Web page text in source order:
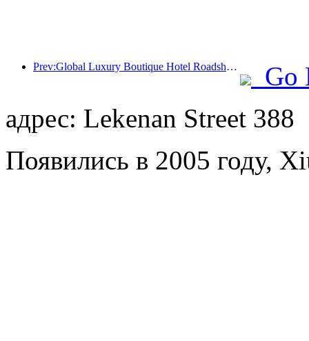
Prev:Global Luxury Boutique Hotel Roadshow лидирует в Большом Китае, InterContinental Hotels Group способствует качественному развитию туристического рынка
Go
адрес: Lekenan Street 388
Появились в 2005 году,